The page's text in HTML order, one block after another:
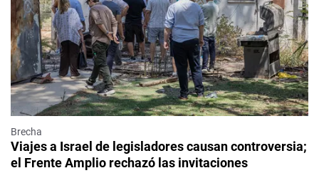
Brecha
Viajes a Israel de legisladores causan controversia;
el Frente Amplio rechazó las invitaciones